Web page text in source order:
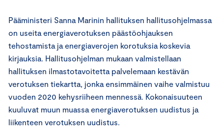
Pääministeri Sanna Marinin hallituksen hallitusohjelmassa
on useita energiaverotuksen päästöohjauksen
tehostamista ja energiaverojen korotuksia koskevia
kirjauksia. Hallitusohjelman mukaan valmistellaan
hallituksen ilmastotavoitetta palvelemaan kestävän
verotuksen tiekartta, jonka ensimmäinen vaihe valmistuu
vuoden 2020 kehysriiheen mennessä. Kokonaisuuteen
kuuluvat muun muassa energiaverotuksen uudistus ja
liikenteen verotuksen uudistus.